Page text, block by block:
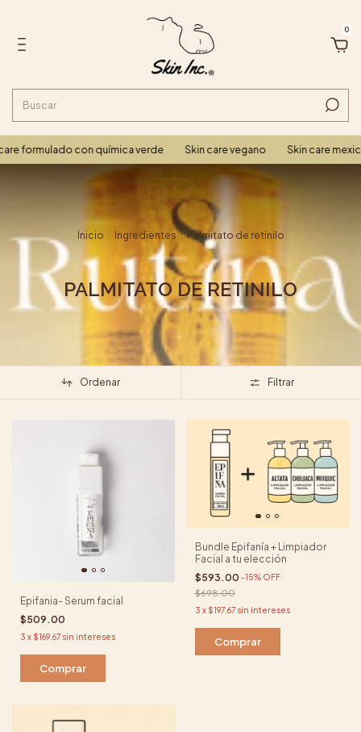
0
formulado con química verde Skin care vegano Skin care
Inicio Ingredientes . Palmitato de retinilo
PALMITATO DE RETINILO
Ordenar Filtrar
Epifania- Serum facial
$509.00
3 x $169.67 sin intereses
Bundle Epifanía + Limpiador
Facial a tu elección
$593.00 -15% OFF
$698.00
3 x $197.67 sin intereses
Comprar